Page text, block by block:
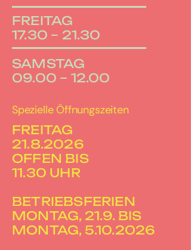
FREITAG
17.30 – 21.30
SAMSTAG
09.00 – 12.00
Spezielle Öffnungszeiten
FREITAG
21.8.2026
OFFEN BIS
11.30 UHR
BETRIEBSFERIEN
MONTAG, 21.9. BIS
MONTAG, 5.10.2026